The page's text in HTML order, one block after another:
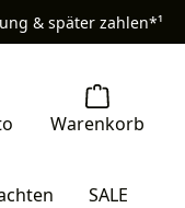
& später zahlen*¹
SALE